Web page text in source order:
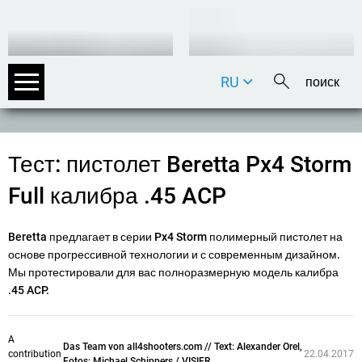
DE
IT
RU
Тест: пистолет Beretta Px4 Storm
Full калибра .45 ACP
Beretta предлагает в серии Px4 Storm полимерный пистолет на
основе прогрессивной технологии и с современным дизайном.
Мы протестировали для вас полноразмерную модель калибра
.45 ACP.
A
contribution
Das Team von all4shooters.com // Text: Alexander Orel,
22.04.2017